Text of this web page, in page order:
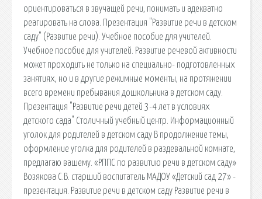
ориентироваться в звучащей речи, понимать и адекватно
реагировать на слова. Презентация "Развитие речи в детском
саду" (Развитие речи). Учебное пособие для учителей.
Учебное пособие для учителей. Развитие речевой активности
может проходить не только на специально- подготовленных
занятиях, но и в другие режимные моменты, на протяжении
всего времени пребывания дошкольника в детском саду.
Презентация "Развитие речи детей 3-4 лет в условиях
детского сада" Столичный учебный центр. Информационный
уголок для родителей в детском саду В продолжение темы,
оформление уголка для родителей в раздевальной комнате,
предлагаю вашему. «РППС по развитию речи в детском саду»
Возякова С.В. старший воспитатель МАДОУ «Детский сад 27» -
презентация. Развитие речи в детском саду Развитие речи в